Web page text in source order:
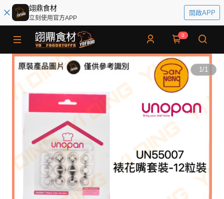
翊鼎食材
立刻使用官方APP
開啟APP
0
1/1